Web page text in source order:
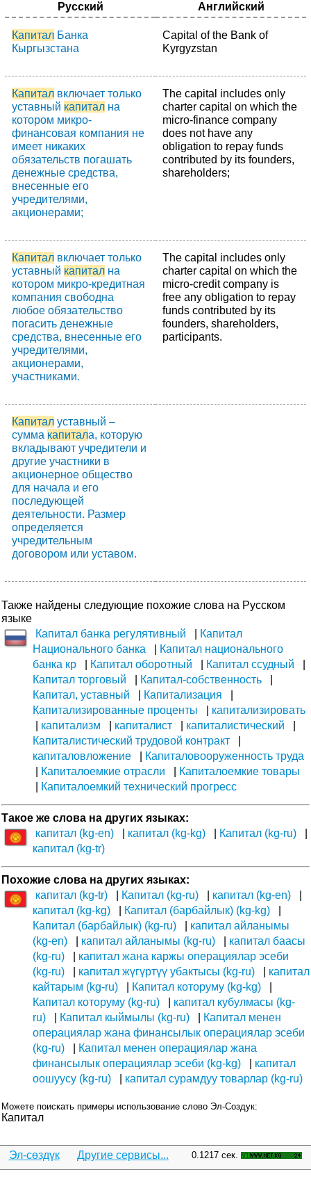
Русский Английский
Капитал Банка
Кыргызстана
Capital of the Bank of
Kyrgyzstan
Капитал включает только
уставный капитал на
котором микро-
финансовая компания не
имеет никаких
обязательств погашать
денежные средства,
внесенные его
учредителями,
акционерами;
The capital includes only
charter capital on which the
micro-finance company
does not have any
obligation to repay funds
contributed by its founders,
shareholders;
Капитал включает только
уставный капитал на
котором микро-кредитная
компания свободна
любое обязательство
погасить денежные
средства, внесенные его
учредителями,
акционерами,
участниками.
The capital includes only
charter capital on which the
micro-credit company is
free any obligation to repay
funds contributed by its
founders, shareholders,
participants.
Капитал уставный –
сумма капитала, которую
вкладывают учредители и
другие участники в
акционерное общество
для начала и его
последующей
деятельности. Размер
определяется
учредительным
договором или уставом.
Также найдены следующие похожие слова на Русском
языке
Капитал банка регулятивный
Капитал
Национального банка
Капитал национального
банка кр
Капитал оборотный
Капитал ссудный
Капитал торговый
Капитал-собственность
Капитал, уставный
Капитализация
Капитализированные проценты
капитализировать
капитализм
капиталист
капиталистический
Капиталистический трудовой контракт
капиталовложение
Капиталовооруженность труда
Капиталоемкие отрасли
Капиталоемкие товары
Капиталоемкий технический прогресс
Такое же слова на других языках:
капитал (kg-en)
капитал (kg-kg)
Капитал (kg-ru)
капитал (kg-tr)
Похожие слова на других языках:
капитал (kg-tr)
Капитал (kg-ru)
капитал (kg-en)
капитал (kg-kg)
Капитал (барбайлык) (kg-kg)
Капитал (барбайлык) (kg-ru)
капитал айланымы
(kg-en)
капитал айланымы (kg-ru)
капитал баасы
(kg-ru)
капитал жана каржы операциялар эсеби
(kg-ru)
капитал жүгүртүү убактысы (kg-ru)
капитал
кайтарым (kg-ru)
Капитал которуму (kg-kg)
Капитал которуму (kg-ru)
капитал кубулмасы (kg-
ru)
Капитал кыймылы (kg-ru)
Капитал менен
операциялар жана финансылык операциялар эсеби
(kg-ru)
Капитал менен операциялар жана
финансылык операциялар эсеби (kg-kg)
капитал
оошуусу (kg-ru)
капитал сурамдуу товарлар (kg-ru)
Можете поискать примеры использование слово Эл-Создук:
Капитал
Эл-сөздүк Другие сервисы... 0.1217 сек.